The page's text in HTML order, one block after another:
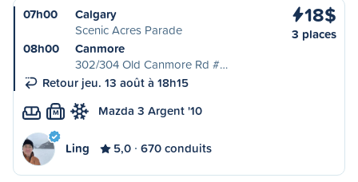
07h00
Calgary
Scenic Acres Parade
08h00
Canmore
302/304 Old Canmore Rd #…
Retour jeu. 13 août à 18h15
18$
3 places
M Mazda 3 Argent '10
Ling 5,0 670 conduits